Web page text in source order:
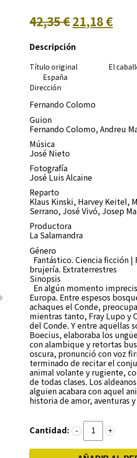
42,35 €21,18 €
Descripción
Título original El
España
Dirección
Fernando Colomo
Guion
Fernando Colomo, Andreu
Música
José Nieto
Fotografía
José Luis Alcaine
Reparto
Klaus Kinski, Harvey Keitel,
Serrano, José Vivó, Josep
Productora
La Salamandra
Género
Fantástico. Ciencia ficción |
brujería. Extraterrestres
Sinopsis
En algún momento
Europa. Entre espesos
achaques el Conde,
mientras tanto, Fray Lupo y
del Conde. Y entre aquellas
Boecius, elaboraba los
con alambique y retortas
oscura, pronunció con voz
terminado de recitar el
animal volante y rugiente,
de todas clases. Los
alguien acabara con aquel
historia de amor, aventuras y
Cantidad: - +